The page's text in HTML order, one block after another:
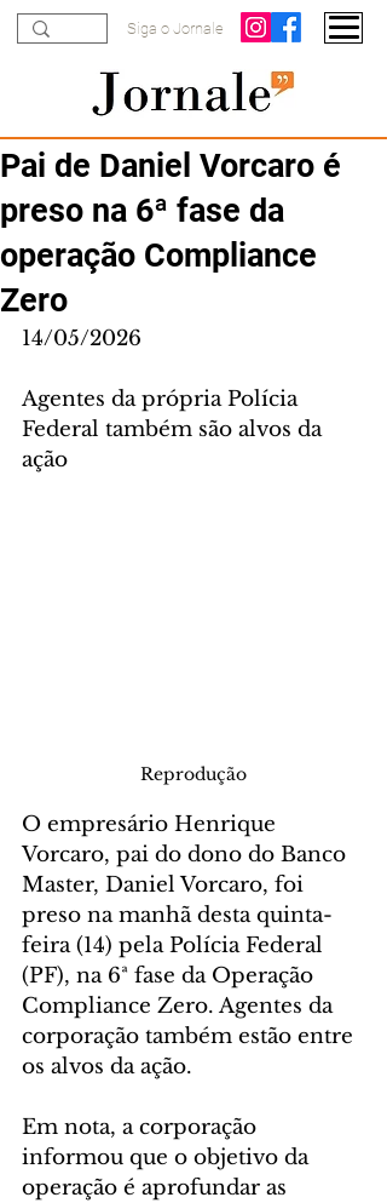
Siga o Jornale
Pai de Daniel Vorcaro é
preso na 6ª fase da
operação Compliance
Zero
14/05/2026
Agentes da própria Polícia
Federal também são alvos da
ação
Reprodução
O empresário Henrique
Vorcaro, pai do dono do Banco
Master, Daniel Vorcaro, foi
preso na manhã desta quinta-
feira (14) pela Polícia Federal
(PF), na 6ª fase da Operação
Compliance Zero. Agentes da
corporação também estão entre
os alvos da ação.
Em nota, a corporação
informou que o objetivo da
operação é aprofundar as